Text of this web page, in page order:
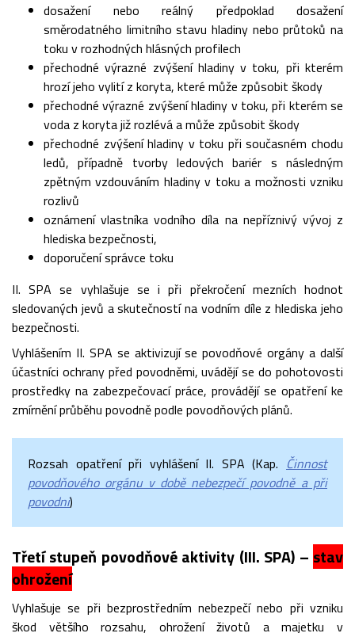
dosažení nebo reálný předpoklad dosažení
směrodatného limitního stavu hladiny nebo průtoků na
toku v rozhodných hlásných profilech
přechodné výrazné zvýšení hladiny v toku, při kterém
hrozí jeho vylití z koryta, které může způsobit škody
přechodné výrazné zvýšení hladiny v toku, při kterém se
voda z koryta již rozlévá a může způsobit škody
přechodné zvýšení hladiny v toku při současném chodu
ledů, případně tvorby ledových bariér s následným
zpětným vzdouváním hladiny v toku a možnosti vzniku
rozlivů
oznámení vlastníka vodního díla na nepříznivý vývoj z
hlediska bezpečnosti,
doporučení správce toku
II. SPA se vyhlašuje se i při překročení mezních hodnot
sledovaných jevů a skutečností na vodním díle z hlediska jeho
bezpečnosti.
Vyhlášením II. SPA se aktivizují se povodňové orgány a další
účastníci ochrany před povodněmi, uvádějí se do pohotovosti
prostředky na zabezpečovací práce, provádějí se opatření ke
zmírnění průběhu povodně podle povodňových plánů.
Rozsah opatření při vyhlášení II. SPA (Kap. Činnost
povodňového orgánu v době nebezpečí povodně a při
povodni)
Třetí stupeň povodňové aktivity (III. SPA) – stav
ohrožení
Vyhlašuje se při bezprostředním nebezpečí nebo při vzniku
škod většího rozsahu, ohrožení životů a majetku v